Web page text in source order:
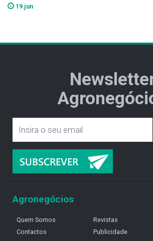
19 jun
Agronegócios
Quem Somos
Contactos
Revistas
Publicidade